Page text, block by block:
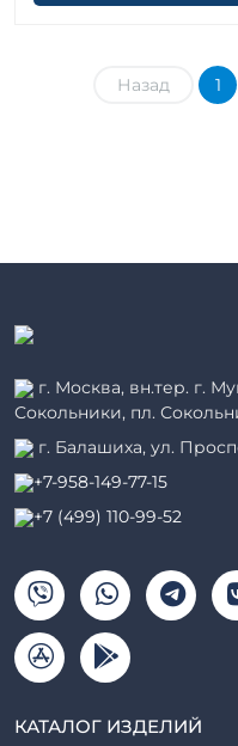
Назад 1
г. Москва, вн.тер. г.
Сокольники, пл.
г. Балашиха, ул.
+7-958-149-77-15
+7 (499) 110-99-52
КАТАЛОГ ИЗДЕЛИЙ